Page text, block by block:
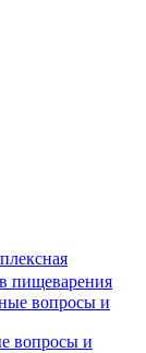
пищеварения
вопросы и